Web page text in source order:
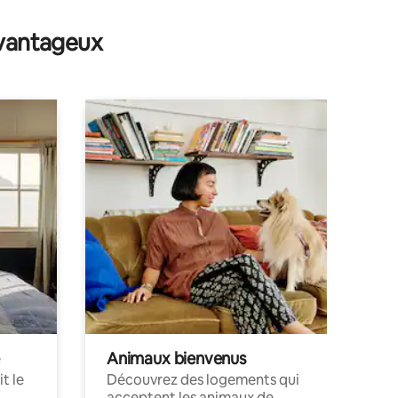
le
Animaux bienvenus
Découvrez des logements qui